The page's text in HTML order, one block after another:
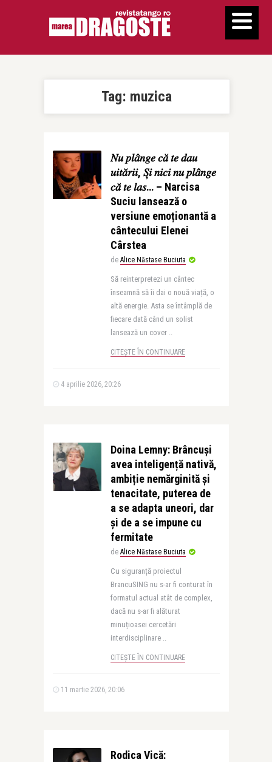
Tag: muzica
𝑁𝑢 𝑝𝑙𝑎̂𝑛𝑔𝑒 𝑐𝑎̆ 𝑡𝑒 𝑑𝑎𝑢
𝑢𝑖𝑡𝑎̆𝑟𝑖𝑖, 𝑆̦𝑖 𝑛𝑖𝑐𝑖 𝑛𝑢 𝑝𝑙𝑎̂𝑛𝑔𝑒
𝑐𝑎̆ 𝑡𝑒 𝑙𝑎𝑠… – Narcisa
Suciu lansează o
versiune emoționantă a
cântecului Elenei
Cârstea
de Alice Năstase Buciuta
Să reinterpretezi un cântec
înseamnă să îi dai o nouă viață, o
altă energie. Asta se întâmplă de
fiecare dată când un solist
lansează un cover ..
CITEȘTE ÎN CONTINUARE
4 aprilie 2026, 20:26
Doina Lemny: Brâncuși
avea inteligență nativă,
ambiție nemărginită și
tenacitate, puterea de
a se adapta uneori, dar
și de a se impune cu
fermitate
de Alice Năstase Buciuta
Cu siguranță proiectul
BrancuSING nu s-ar fi conturat în
formatul actual atât de complex,
dacă nu s-ar fi alăturat
minuțioasei cercetări
interdisciplinare ..
CITEȘTE ÎN CONTINUARE
11 martie 2026, 20:06
Rodica Vică: